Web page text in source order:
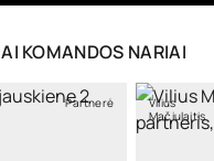
KOMANDOS NARIAI
Partnerė
Vilius
Mačiulaitis